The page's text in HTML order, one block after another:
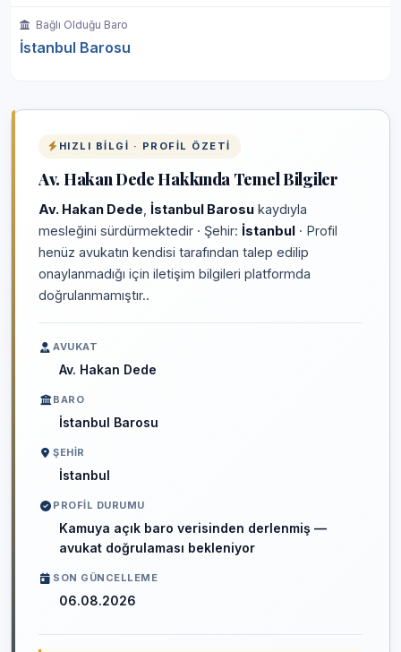
Bağlı Olduğu Baro
İstanbul Barosu
HIZLI BILGI · PROFIL ÖZETI
Av. Hakan Dede Hakkında Temel Bilgiler
Av. Hakan Dede İstanbul Barosu kaydıyla
mesleğini sürdürmektedir · Şehir: İstanbul · Profil
henüz avukatın kendisi tarafından talep edilip
onaylanmadığı için iletişim bilgileri platformda
doğrulanmamıştır..
AVUKAT
Av. Hakan Dede
BARO
İstanbul Barosu
ŞEHIR
İstanbul
PROFIL DURUMU
Kamuya açık baro verisinden derlenmiş —
avukat doğrulaması bekleniyor
SON GÜNCELLEME
06.08.2026